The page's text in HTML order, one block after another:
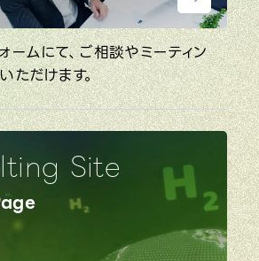
ームにて、ご相談やミーティン
ただけます。
Site